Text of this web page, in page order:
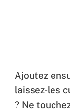
Ajoutez
laissez-les
? Ne